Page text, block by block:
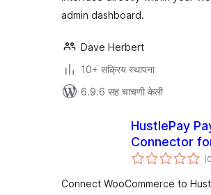
admin dashboard.
Dave Herbert
10+ सक्रिय स्थापना
6.9.6 सह चाचणी केली
HustlePay
Connector
(0
Connect WooCommerce to